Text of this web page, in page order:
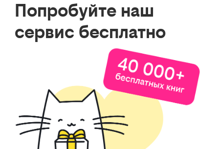
Попробуйте наш
сервис бесплатно